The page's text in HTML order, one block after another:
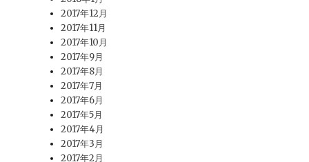
2017年12月
2017年11月
2017年10月
2017年9月
2017年8月
2017年7月
2017年6月
2017年5月
2017年4月
2017年3月
2017年2月